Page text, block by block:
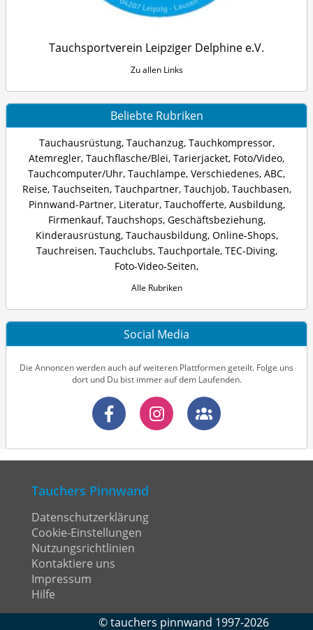
Tauchsportverein Leipziger Delphine e.V.
Zu allen Links
Beliebte Rubriken
Tauchausrüstung, Tauchanzug, Tauchkompressor,
Atemregler, Tauchflasche/Blei, Tarierjacket, Foto/Video,
Tauchcomputer/Uhr, Tauchlampe, Verschiedenes, ABC,
Reise, Tauchseiten, Tauchpartner, Tauchjob, Tauchbasen,
Pinnwand-Partner, Literatur, Tauchofferte, Ausbildung,
Firmenkauf, Tauchshops, Geschäftsbeziehung,
Kinderausrüstung, Tauchausbildung, Online-Shops,
Tauchreisen, Tauchclubs, Tauchportale, TEC-Diving,
Foto-Video-Seiten,
Alle Rubriken
Social Media
Die Annoncen werden auch auf weiteren Plattformen geteilt. Folge uns
dort und Du bist immer auf dem Laufenden.
Tauchers Pinnwand
Datenschutzerklärung
Cookie-Einstellungen
Nutzungsrichtlinien
Kontaktiere uns
Impressum
Hilfe
©tauchers pinnwand 1997-2026